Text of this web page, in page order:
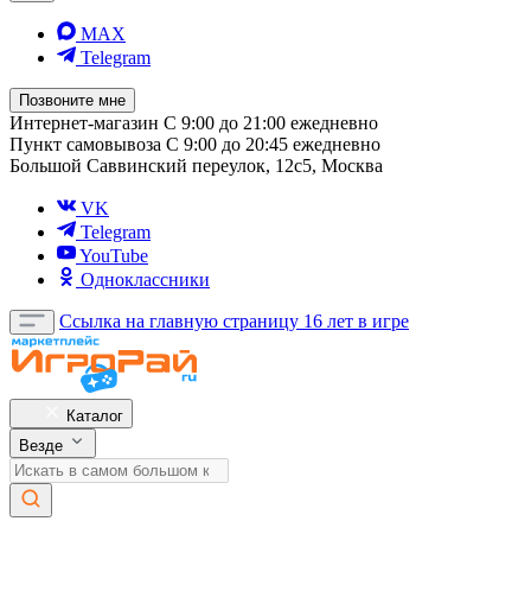
MAX
Telegram
Позвоните мне
Интернет-магазин С 9:00 до 21:00 ежедневно
Пункт самовывоза С 9:00 до 20:45 ежедневно
Большой Саввинский переулок, 12с5, Москва
VK
Telegram
YouTube
Одноклассники
Ссылка на главную страницу 16 лет в игре
Каталог
Везде